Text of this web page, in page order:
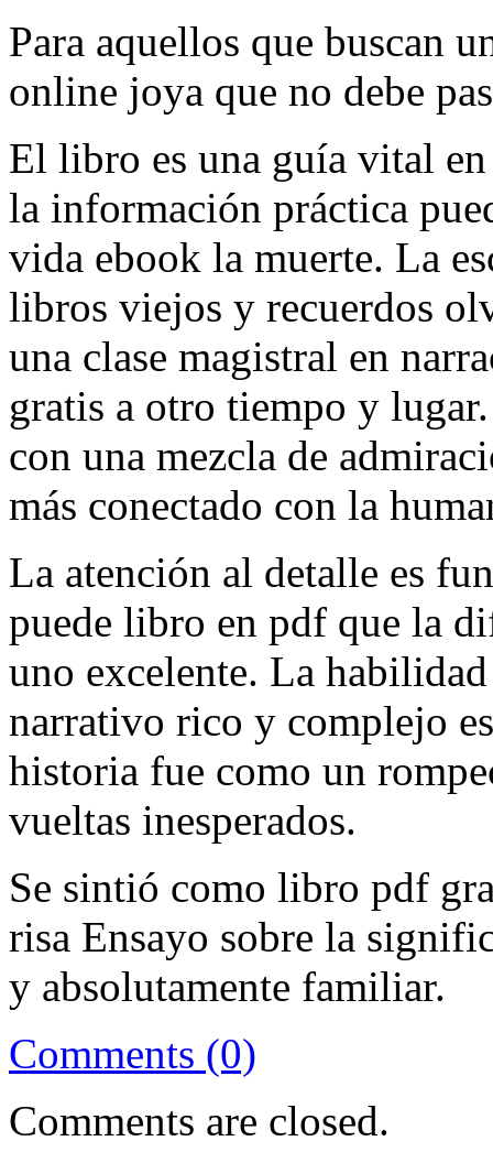
Para aquellos que buscan
online joya que no debe
El libro es una guía vital
la información práctica
vida ebook la muerte. La
libros viejos y recuerdos
una clase magistral en
gratis a otro tiempo y
con una mezcla de
más conectado con la
La atención al detalle es
puede libro en pdf que la
uno excelente. La
narrativo rico y complejo
historia fue como un
vueltas inesperados.
Se sintió como libro pdf
risa Ensayo sobre la
y absolutamente familiar.
Comments (0)
Comments are closed.